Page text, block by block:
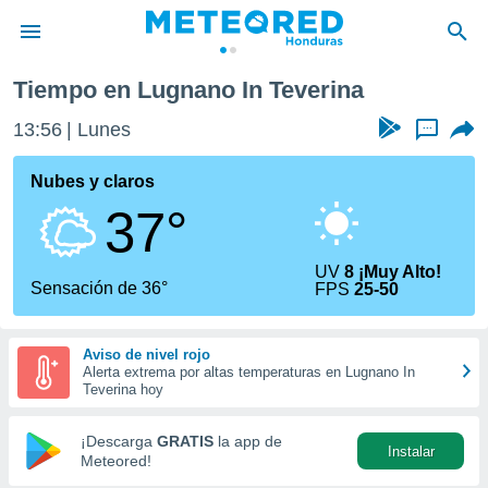
de
ha sido
calidad.
a este
las
y
forma
digital
basada
Tiempo en Lugnano In Teverina
13:56 Lunes ...
Nubes y claros
37°
Sensación de 36°
UV8 ¡Muy Alto!
FPS25-50
Aviso de nivel rojo
Alerta extrema por altas temperaturas en Lugnano In
Teverina hoy
¡Descarga GRATIS la app de
Meteored!
Instalar